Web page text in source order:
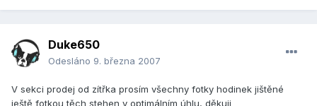
Duke650
Odesláno 9. března 2007
V sekci prodej od zítřka prosím všechny fotky hodinek jištěné
ještě fotkou těch stehen v optimálním úhlu, děkuji